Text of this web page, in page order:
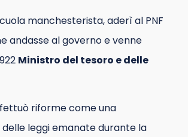
manchesterista, aderì al PNF
andasse al governo e venne
Ministro del tesoro e delle
riforme come una
delle leggi emanate durante la